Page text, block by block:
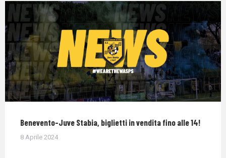
Benevento-Juve Stabia, biglietti in vendita fino alle 14!
8 Aprile 2024